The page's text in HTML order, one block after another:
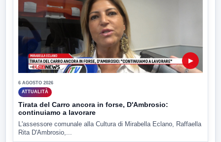
▶
6 AGOSTO 2026
ATTUALITÀ
Tirata del Carro ancora in forse, D'Ambrosio:
continuiamo a lavorare
L'assessore comunale alla Cultura di Mirabella Eclano, Raffaella
Rita D'Ambrosio,...